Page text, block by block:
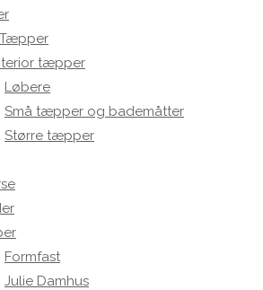
tæpper
Løbere
Små tæpper og bademåtter
Større tæpper
Formfast
Julie Damhus